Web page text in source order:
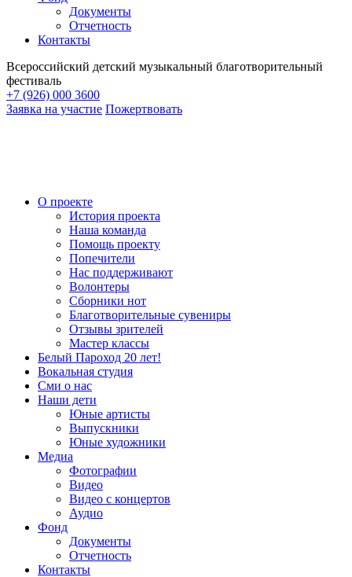
Документы
Отчетность
Контакты
Всероссийский детский музыкальный благотворительный
фестиваль
+7 (926) 000 3600
Заявка на участие Пожертвовать
О проекте
История проекта
Наша команда
Помощь проекту
Попечители
Нас поддерживают
Волонтеры
Сборники нот
Благотворительные сувениры
Отзывы зрителей
Мастер классы
Белый Пароход 20 лет!
Вокальная студия
Сми о нас
Наши дети
Юные артисты
Выпускники
Юные художники
Медиа
Фотографии
Видео
Видео с концертов
Аудио
Фонд
Документы
Отчетность
Контакты